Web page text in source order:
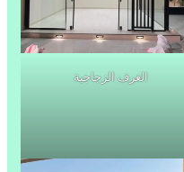
الغرف الزجاجية